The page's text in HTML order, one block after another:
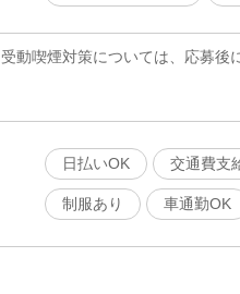
受動喫煙対策については、応募後
日払いOK
交通費支
制服あり 車通勤OK